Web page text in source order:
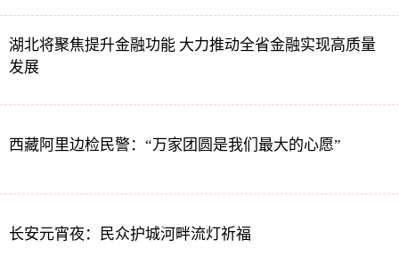
湖北将聚焦提升金融功能 大力推动全省金融实现高质量
发展
西藏阿里边检民警：“万家团圆是我们最大的心愿”
长安元宵夜：民众护城河畔流灯祈福